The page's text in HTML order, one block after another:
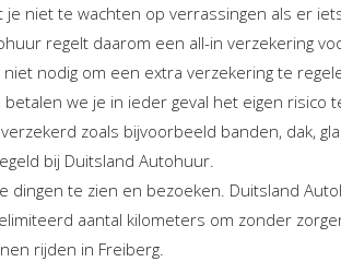
je niet te wachten op verrassingen als er
regelt daarom een all-in verzekering
nodig om een extra verzekering te
we je in ieder geval het eigen risico
zoals bijvoorbeeld banden, dak,
bij Duitsland Autohuur.
dingen te zien en bezoeken. Duitsland
aantal kilometers om zonder
rijden in Freiberg.